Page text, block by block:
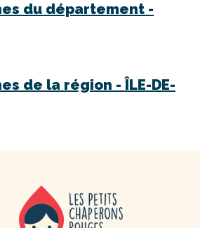
du département -
de la région - ÎLE-DE-